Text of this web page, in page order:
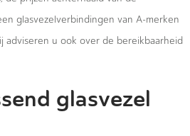
glasvezelverbindingen van A-merken
adviseren u ook over de bereikbaarheid
glasvezel